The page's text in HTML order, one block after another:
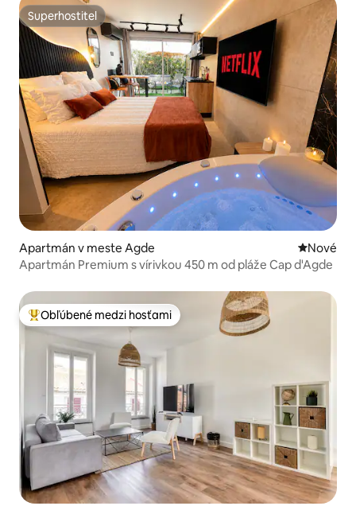
Superhostiteľ
Superhostiteľ
Apartmán v meste Agde Nové
Nové
Apartmán Premium s vírivkou 450 m od pláže Cap d'Agde
Najobľúbenejšie medzi hosťami
Obľúbené medzi hosťami